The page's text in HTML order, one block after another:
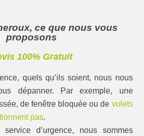
ce que nous vous
proposons
100% Gratuit
quels qu’ils soient, nous nous
dépanner. Par exemple, une
de fenêtre bloquée ou de volets
pas.
d’urgence, nous sommes